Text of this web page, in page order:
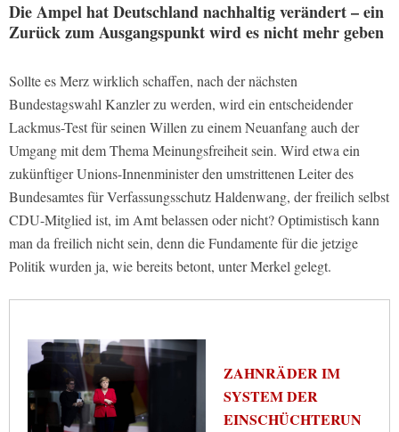
Die Ampel hat Deutschland nachhaltig verändert – ein
Zurück zum Ausgangspunkt wird es nicht mehr geben
Sollte es Merz wirklich schaffen, nach der nächsten
Bundestagswahl Kanzler zu werden, wird ein entscheidender
Lackmus-Test für seinen Willen zu einem Neuanfang auch der
Umgang mit dem Thema Meinungsfreiheit sein. Wird etwa ein
zukünftiger Unions-Innenminister den umstrittenen Leiter des
Bundesamtes für Verfassungsschutz Haldenwang, der freilich selbst
CDU-Mitglied ist, im Amt belassen oder nicht? Optimistisch kann
man da freilich nicht sein, denn die Fundamente für die jetzige
Politik wurden ja, wie bereits betont, unter Merkel gelegt.
ZAHNRÄDER IM
SYSTEM DER
EINSCHÜCHTERUN